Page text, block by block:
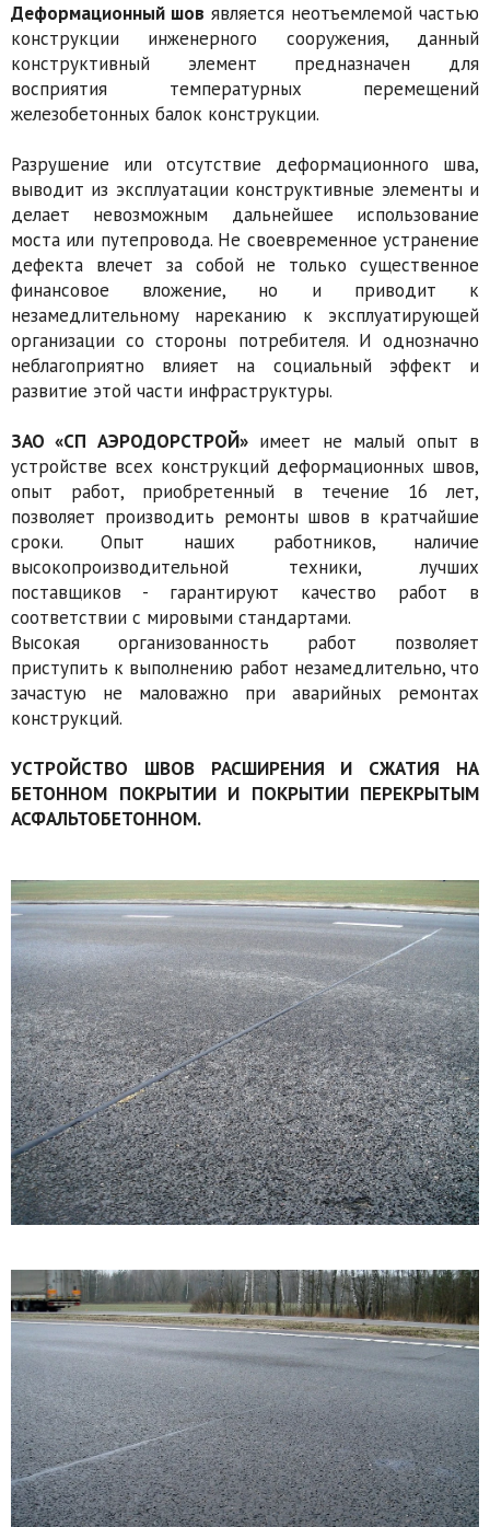
Деформационный шов является неотъемлемой частью
конструкции инженерного сооружения, данный
конструктивный элемент предназначен для
восприятия температурных перемещений
железобетонных балок конструкции.
Разрушение или отсутствие деформационного шва,
выводит из эксплуатации конструктивные элементы и
делает невозможным дальнейшее использование
моста или путепровода. Не своевременное устранение
дефекта влечет за собой не только существенное
финансовое вложение, но и приводит к
незамедлительному нареканию к эксплуатирующей
организации со стороны потребителя. И однозначно
неблагоприятно влияет на социальный эффект и
развитие этой части инфраструктуры.
ЗАО «СП АЭРОДОРСТРОЙ»имеет не малый опыт в
устройстве всех конструкций деформационных швов,
опыт работ, приобретенный в течение 16 лет,
позволяет производить ремонты швов в кратчайшие
сроки. Опыт наших работников, наличие
высокопроизводительной техники, лучших
поставщиков - гарантируют качество работ в
соответствии с мировыми стандартами.
Высокая организованность работ позволяет
приступить к выполнению работ незамедлительно, что
зачастую не маловажно при аварийных ремонтах
конструкций.
УСТРОЙСТВО ШВОВ РАСШИРЕНИЯ И СЖАТИЯ НА
БЕТОННОМ ПОКРЫТИИ И ПОКРЫТИИ ПЕРЕКРЫТЫМ
АСФАЛЬТОБЕТОННОМ.